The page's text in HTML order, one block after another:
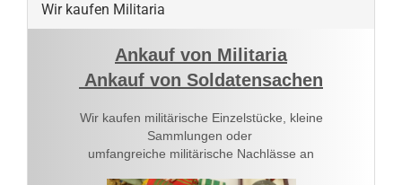
Wir kaufen Militaria
Ankauf von Militaria
Ankauf von Soldatensachen
Wir kaufen militärische Einzelstücke, kleine
Sammlungen oder
umfangreiche militärische Nachlässe an